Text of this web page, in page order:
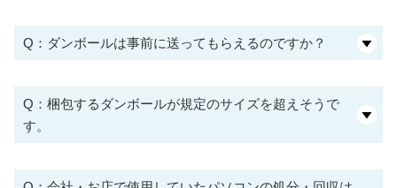
Q：ダンボールは事前に送ってもらえるのですか？
Q：梱包するダンボールが規定のサイズを超えそうで
す。